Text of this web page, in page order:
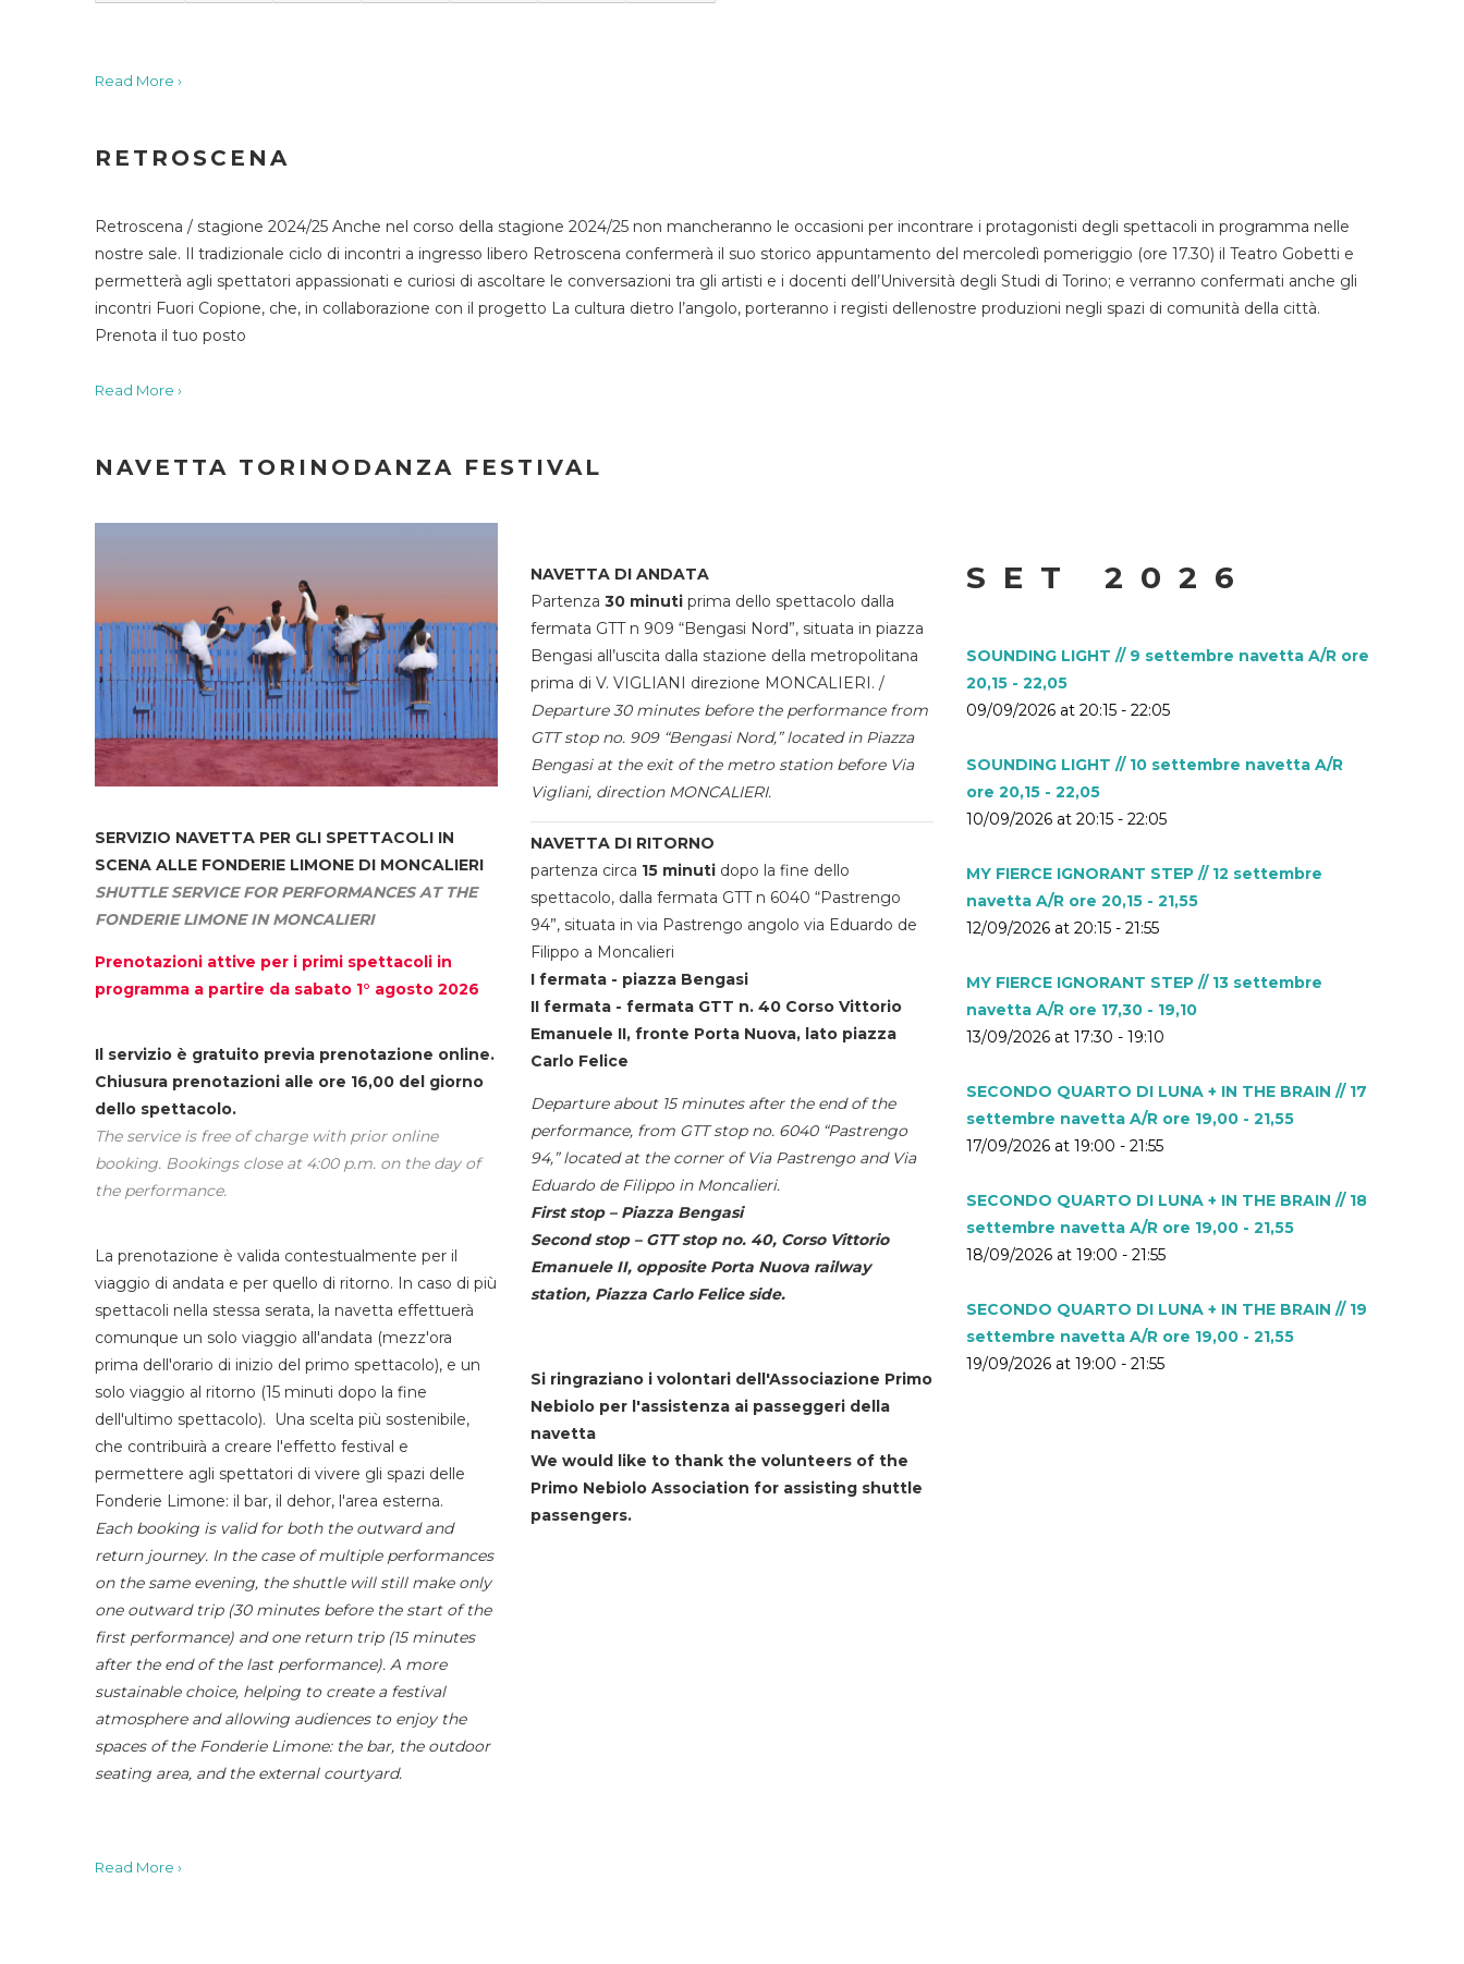
Read More ›
RETROSCENA
Retroscena / stagione 2024/25 Anche nel corso della stagione 2024/25 non mancheranno le occasioni per incontrare i protagonisti degli spettacoli in programma nelle
nostre sale. Il tradizionale ciclo di incontri a ingresso libero Retroscena confermerà il suo storico appuntamento del mercoledì pomeriggio (ore 17.30) il Teatro Gobetti e
permetterà agli spettatori appassionati e curiosi di ascoltare le conversazioni tra gli artisti e i docenti dell’Università degli Studi di Torino; e verranno confermati anche gli
incontri Fuori Copione, che, in collaborazione con il progetto La cultura dietro l’angolo, porteranno i registi dellenostre produzioni negli spazi di comunità della città.
Prenota il tuo posto
Read More ›
NAVETTA TORINODANZA FESTIVAL
SERVIZIO NAVETTA PER GLI SPETTACOLI IN
SCENA ALLE FONDERIE LIMONE DI MONCALIERI
SHUTTLE SERVICE FOR PERFORMANCES AT THE
FONDERIE LIMONE IN MONCALIERI
Prenotazioni attive per i primi spettacoli in
programma a partire da sabato 1° agosto 2026
Il servizio è gratuito previa prenotazione online.
Chiusura prenotazioni alle ore 16,00 del giorno
dello spettacolo.
The service is free of charge with prior online
booking. Bookings close at 4:00 p.m. on the day of
the performance.
La prenotazione è valida contestualmente per il
viaggio di andata e per quello di ritorno. In caso di più
spettacoli nella stessa serata, la navetta effettuerà
comunque un solo viaggio all'andata (mezz'ora
prima dell'orario di inizio del primo spettacolo), e un
solo viaggio al ritorno (15 minuti dopo la fine
dell'ultimo spettacolo). Una scelta più sostenibile,
che contribuirà a creare l'effetto festival e
permettere agli spettatori di vivere gli spazi delle
Fonderie Limone: il bar, il dehor, l'area esterna.
Each booking is valid for both the outward and
return journey. In the case of multiple performances
on the same evening, the shuttle will still make only
one outward trip (30 minutes before the start of the
first performance) and one return trip (15 minutes
after the end of the last performance). A more
sustainable choice, helping to create a festival
atmosphere and allowing audiences to enjoy the
spaces of the Fonderie Limone: the bar, the outdoor
seating area, and the external courtyard.
NAVETTA DI ANDATA
Partenza 30 minuti prima dello spettacolo dalla
fermata GTT n 909 “Bengasi Nord”, situata in piazza
Bengasi all’uscita dalla stazione della metropolitana
prima di V. VIGLIANI direzione MONCALIERI. /
Departure 30 minutes before the performance from
GTT stop no. 909 “Bengasi Nord,” located in Piazza
Bengasi at the exit of the metro station before Via
Vigliani, direction MONCALIERI.
NAVETTA DI RITORNO
partenza circa 15 minuti dopo la fine dello
spettacolo, dalla fermata GTT n 6040 “Pastrengo
94”, situata in via Pastrengo angolo via Eduardo de
Filippo a Moncalieri
I fermata - piazza Bengasi
II fermata - fermata GTT n. 40 Corso Vittorio
Emanuele II, fronte Porta Nuova, lato piazza
Carlo Felice
Departure about 15 minutes after the end of the
performance, from GTT stop no. 6040 “Pastrengo
94,” located at the corner of Via Pastrengo and Via
Eduardo de Filippo in Moncalieri.
First stop – Piazza Bengasi
Second stop – GTT stop no. 40, Corso Vittorio
Emanuele II, opposite Porta Nuova railway
station, Piazza Carlo Felice side.
Si ringraziano i volontari dell'Associazione Primo
Nebiolo per l'assistenza ai passeggeri della
navetta
We would like to thank the volunteers of the
Primo Nebiolo Association for assisting shuttle
passengers.
SET 2026
SOUNDING LIGHT // 9 settembre navetta A/R ore
20,15 - 22,05
09/09/2026 at 20:15 - 22:05
SOUNDING LIGHT // 10 settembre navetta A/R
ore 20,15 - 22,05
10/09/2026 at 20:15 - 22:05
MY FIERCE IGNORANT STEP // 12 settembre
navetta A/R ore 20,15 - 21,55
12/09/2026 at 20:15 - 21:55
MY FIERCE IGNORANT STEP // 13 settembre
navetta A/R ore 17,30 - 19,10
13/09/2026 at 17:30 - 19:10
SECONDO QUARTO DI LUNA + IN THE BRAIN // 17
settembre navetta A/R ore 19,00 - 21,55
17/09/2026 at 19:00 - 21:55
SECONDO QUARTO DI LUNA + IN THE BRAIN // 18
settembre navetta A/R ore 19,00 - 21,55
18/09/2026 at 19:00 - 21:55
SECONDO QUARTO DI LUNA + IN THE BRAIN // 19
settembre navetta A/R ore 19,00 - 21,55
19/09/2026 at 19:00 - 21:55
Read More ›